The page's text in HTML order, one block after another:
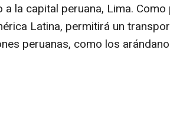
la capital peruana, Lima.
Latina, permitirá un
peruanas, como los